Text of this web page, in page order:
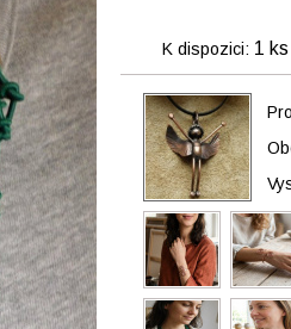
K dispozici: 1 ks